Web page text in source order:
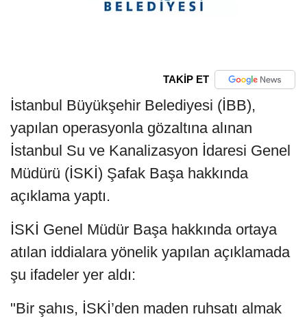
TAKİP ET
İstanbul Büyükşehir Belediyesi (İBB),
yapılan operasyonla gözaltına alınan
İstanbul Su ve Kanalizasyon İdaresi Genel
Müdürü (İSKİ) Şafak Başa hakkında
açıklama yaptı.
İSKİ Genel Müdür Başa hakkında ortaya
atılan iddialara yönelik yapılan açıklamada
şu ifadeler yer aldı:
"Bir şahıs, İSKİ’den maden ruhsatı almak